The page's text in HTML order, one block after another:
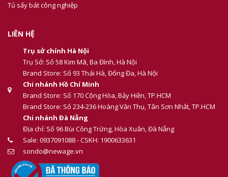
Tủ sấy bát công nghiệp
LIÊN HỆ
Trụ sở chính Hà Nội
Trụ Sở: Số 58 Kim Mã, Ba Đình, Hà Nội
Brand Store: Số 93 Thái Hà, Đống Đa, Hà Nội
Chi nhánh Hồ Chí Minh
Brand Store: Số 170 Cộng Hòa, Bảy Hiền, TP.HCM
Brand Store: Số 234-236 Hoàng Văn Thụ, Tân Sơn Nhất, TP.HCM
Chi nhánh Đà Nẵng
Địa chỉ: Số 96 Bùi Công Trừng, Hòa Xuân, Đà Nẵng
Sale: 0937091088 - CSKH: 1900633631
sondo@newage.vn